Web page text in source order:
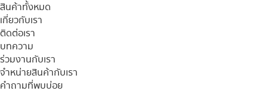
สินค้าทั้งหมด
เกี่ยวกับเรา
ติดต่อเรา
บทความ
ร่วมงานกับเรา
จำหน่ายสินค้ากับเรา
คำถามที่พบบ่อย